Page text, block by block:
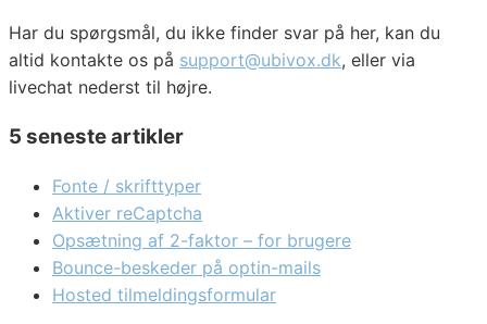
Har du spørgsmål, du ikke finder svar på her, kan du
altid kontakte os på support@ubivox.dk, eller via
livechat nederst til højre.
5 seneste artikler
Fonte / skrifttyper
Aktiver reCaptcha
Opsætning af 2-faktor – for brugere
Bounce-beskeder på optin-mails
Hosted tilmeldingsformular